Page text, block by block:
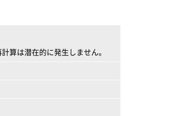
算は潜在的に発生しません。